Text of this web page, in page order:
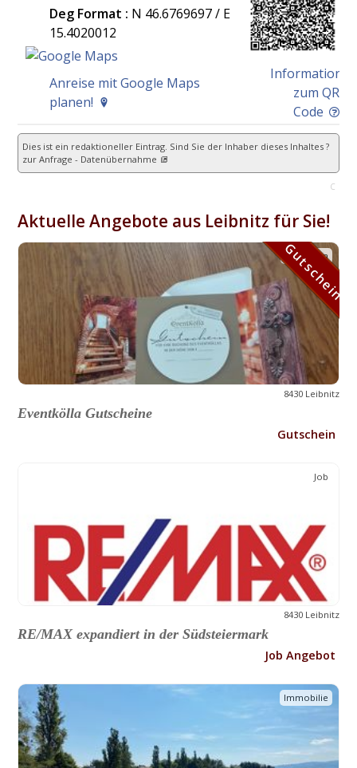
Deg Format : N 46.6769697/ E
15.4020012
Anreise mit Google Maps
planen!
Information
zum QR
Code
Dies ist ein redaktioneller Eintrag. Sind Sie der Inhaber dieses Inhaltes ?
zur Anfrage - Datenübernahme
C
Aktuelle Angebote aus Leibnitz für Sie!
Gutschein
8430 Leibnitz
Eventkölla Gutscheine
Gutschein
Gutschein
Job
8430 Leibnitz
RE/MAX expandiert in der Südsteiermark
Job Angebot
Immobilie